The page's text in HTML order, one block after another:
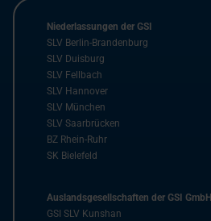
Niederlassungen der GSI
SLV Berlin-Brandenburg
SLV Duisburg
SLV Fellbach
SLV Hannover
SLV München
SLV Saarbrücken
BZ Rhein-Ruhr
SK Bielefeld
Auslandsgesellschaften der GSI GmbH
GSI SLV Kunshan